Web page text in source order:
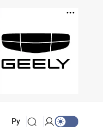
Ру